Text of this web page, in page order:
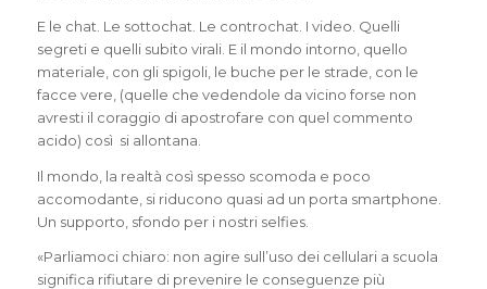
E le chat. Le sottochat. Le controchat. I video. Quelli
segreti e quelli subito virali. E il mondo intorno, quello
materiale, con gli spigoli, le buche per le strade, con le
facce vere, (quelle che vedendole da vicino forse non
avresti il coraggio di apostrofare con quel commento
acido) così si allontana.
Il mondo, la realtà così spesso scomoda e poco
accomodante, si riducono quasi ad un porta smartphone.
Un supporto, sfondo per i nostri selfies.
«Parliamoci chiaro: non agire sull’uso dei cellulari a scuola
significa rifiutare di prevenire le conseguenze più